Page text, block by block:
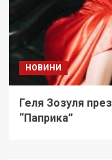
НОВИНИ
Геля Зозуля
“Паприка”